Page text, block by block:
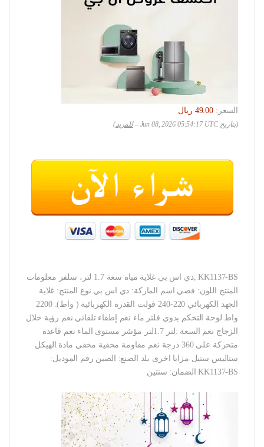
السعر:
‏49.00 ريال
(بتاريخ Jun 08, 2026 05:54:17 UTC – للمزيد)
KK1137-BS ,دي اس بي غلاية مياه سعة 1.7 لتر، سلفر معلومات
المنتج اللون: فضي اسم الماركة: دي اس بي نوع المنتج: غلاية
الجهد الكهربائي 220-240 فولت القدرة الكهربائية ( واط): 2200
واط لوحة التحكم يدوي فلتر ماء نعم إطفاء تلقائي نعم رؤية خلال
الزجاج نعم السعة :لتر 1.7لتر مؤشر مستوى الماء نعم قاعدة
متحركة على 360 درجة نعم مقاومة مخفية مخفي مادة الهيكل
ستاليس ستيل مزايا اخرى بلد الصنع: الصين رقم الموديل:
KK1137-BS الضمان: سنتين